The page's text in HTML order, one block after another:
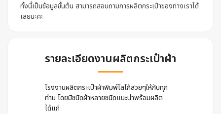
ทั้งนี้เป็นข้อมูลขั้นต้น สามารถสอบถามการผลิตกระเป๋าของทางเราได้
เลยนะคะ
รายละเอียดงานผลิตกระเป๋าผ้า
โรงงานผลิตกระเป๋าผ้าพิมพ์โลโก้สวยๆให้กับทุก
ท่าน โดยมีชนิดผ้าหลายชนิดแนะนำพร้อมผลิต
ได้แก่